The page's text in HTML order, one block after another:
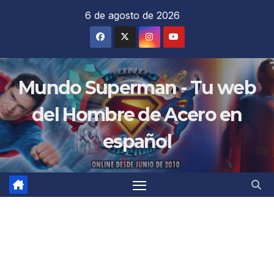
6 de agosto de 2026
Mundo Superman - Tu web
del Hombre de Acero en
español